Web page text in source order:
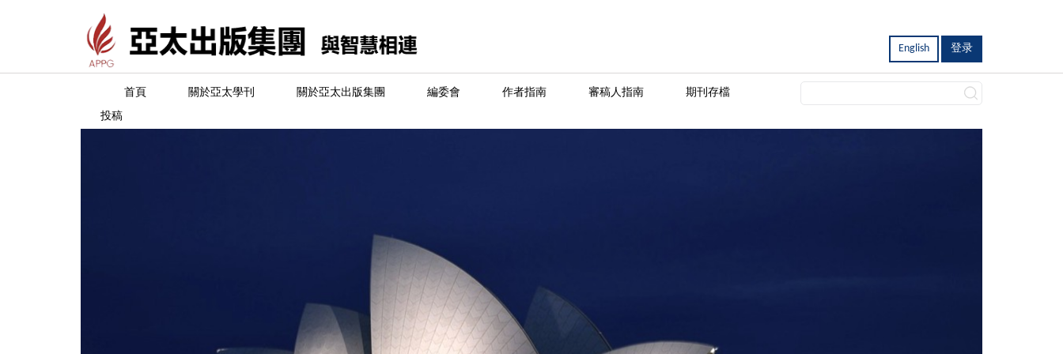
English 登录
首頁 關於亞太學刊 關於亞太出版集團 編委會 作者指南 審稿人指南
期刊存檔
投稿